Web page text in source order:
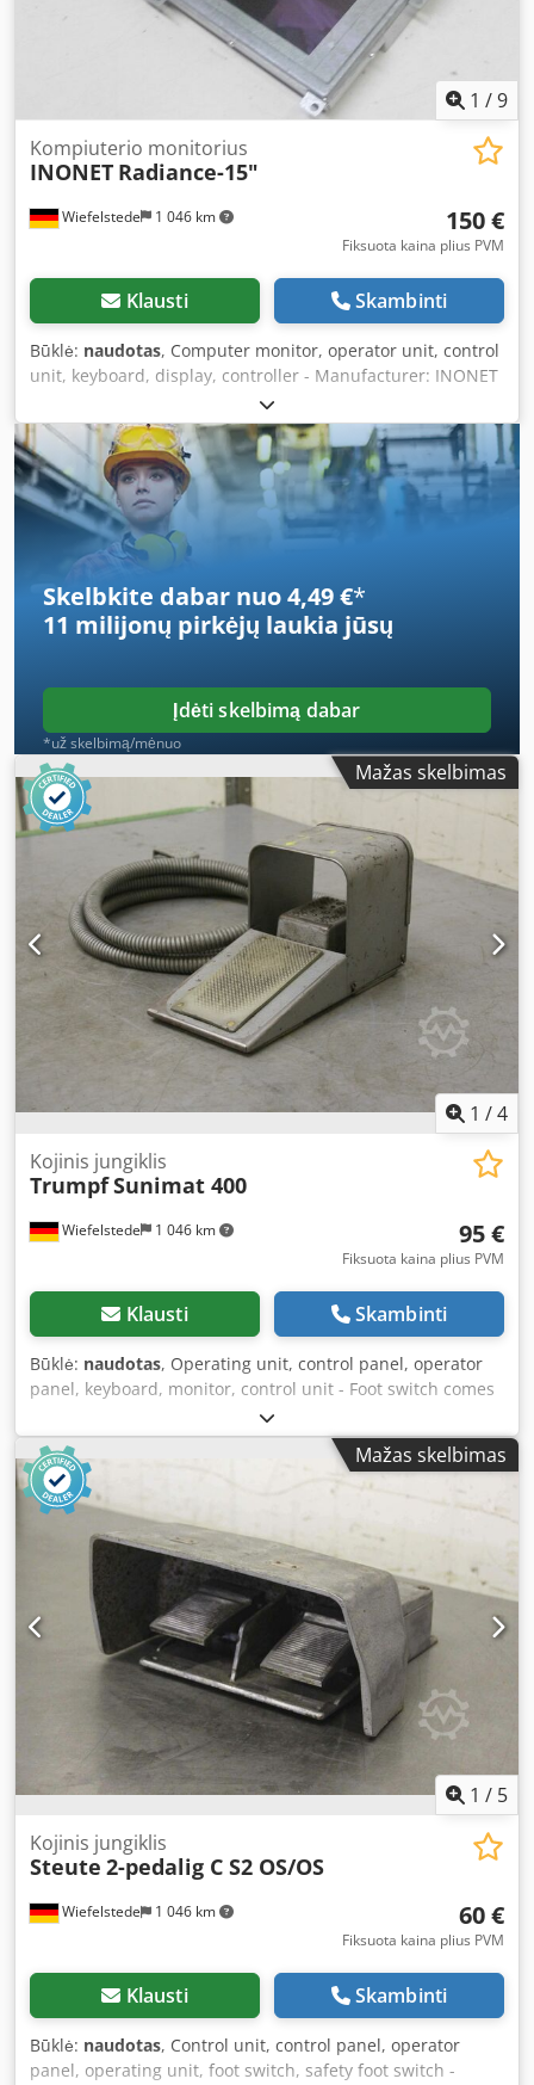
1 /9
Wiefelstede 1 046 km
Kompiuterio monitorius
INONET Radiance-15"
150 €
Fiksuota kaina plius PVM
Klausti Skambinti
Būklė: naudotas, Computer monitor, operator unit, control
unit, keyboard, display, controller - Manufacturer: INONET
- Model: Radiance-15" - Dimensions: 400/300/H45 mm -
Weight: 3.5 kg Crjdpfx Akob Nfdnjwof
Skelbkite dabar nuo 4,49 €*
11 milijonų pirkėjų laukia jūsų
Įdėti skelbimą dabar
*už skelbimą/mėnuo
Mažas skelbimas
1 /4
Wiefelstede 1 046 km
Kojinis jungiklis
TrumpfSunimat 400
95 €
Fiksuota kaina plius PVM
Klausti Skambinti
Būklė: naudotas, Operating unit, control panel, operator
panel, keyboard, monitor, control unit - Foot switch comes
from a Trumpf punching machine, type Sunimat 400 -
Dimensions: 280/140/H150 mm Credpfx Akjd Aghgewsf -
Weight: 4.4 kg
Mažas skelbimas
1 / 5
Wiefelstede 1 046 km
Kojinis jungiklis
Steute 2-pedalig C S2 OS/OS
60 €
Fiksuota kaina plius PVM
Klausti Skambinti
Būklė: naudotas, Control unit, control panel, operator
panel, operating unit, foot switch, safety foot switch -